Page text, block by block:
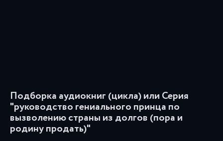
Подборка аудиокниг (цикла) или Серия
"руководство гениального принца по
вызволению страны из долгов (пора и
родину продать)"